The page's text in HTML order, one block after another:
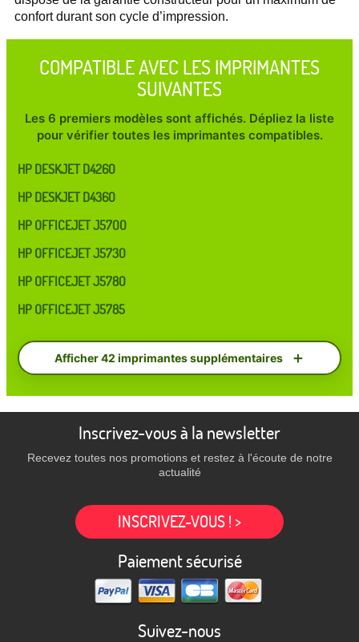
confort durant son cycle d’impression.
COMPATIBLE AVEC LES IMPRIMANTES
SUIVANTES
Les 6 premiers modèles sont affichés. Dépliez la liste
pour vérifier toutes les imprimantes compatibles.
HP DESKJET D4260
HP DESKJET D4360
HP OFFICEJET J5700
HP OFFICEJET J5730
HP OFFICEJET J5780
HP OFFICEJET J5785
Afficher 42 imprimantes supplémentaires
Inscrivez-vous à la newsletter
Recevez toutes nos promotions et restez à l'écoute de notre
actualité
INSCRIVEZ-VOUS ! >
Paiement sécurisé
Suivez-nous